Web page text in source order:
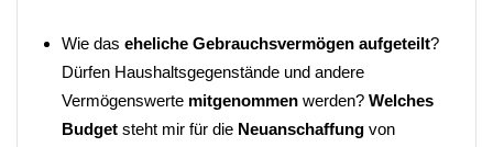
Wie das eheliche Gebrauchsvermögen aufgeteilt?
Dürfen Haushaltsgegenstände und andere
Vermögenswerte mitgenommen werden? Welches
Budget steht mir für die Neuanschaffung von